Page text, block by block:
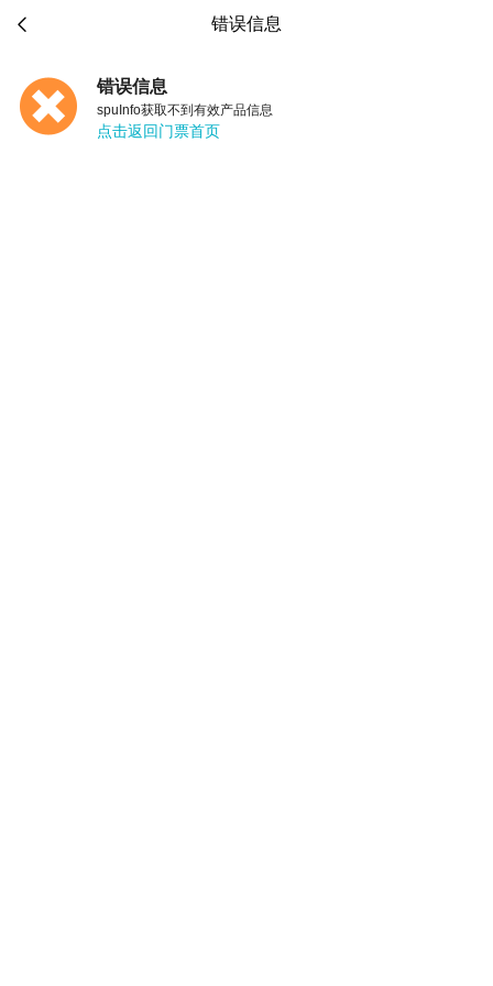
 错误信息
错误信息
spuInfo获取不到有效产品信息
点击返回门票首页